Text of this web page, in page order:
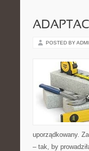
POSTED BY
uporządkowany.
– tak, by